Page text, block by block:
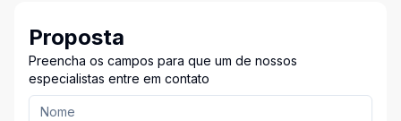
Proposta
Preencha os campos para que um de nossos
especialistas entre em contato